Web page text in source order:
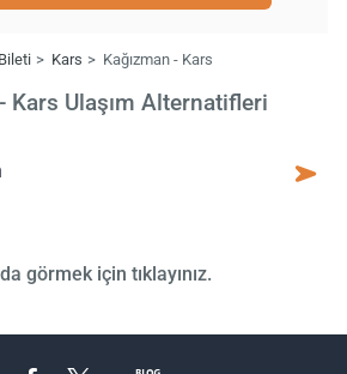
Kars Kağızman - Kars
Kars Ulaşım Alternatifleri
görmek için tıklayınız.